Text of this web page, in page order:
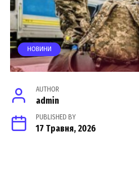
НОВИНИ
AUTHOR
admin
PUBLISHED BY
17 Травня, 2026